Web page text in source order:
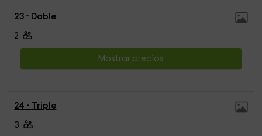
23 - Doble
2
Mostrar precios
24 - Triple
3